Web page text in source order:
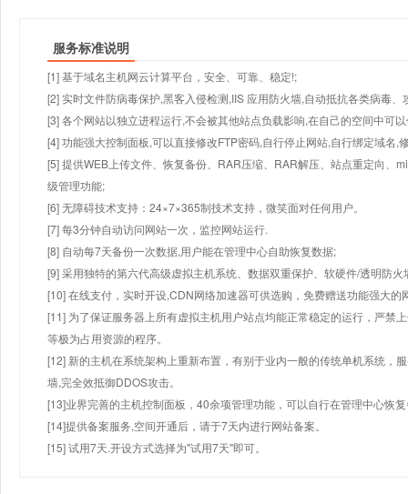
服务标准说明
[1] 基于域名主机网云计算平台，安全、可靠、稳定!;
[2] 实时文件防病毒保护,黑客入侵检测,IIS 应用防火墙,自动抵抗各类病毒、
[3] 各个网站以独立进程运行,不会被其他站点负载影响,在自己的空间中可
[4] 功能强大控制面板,可以直接修改FTP密码,自行停止网站,自行绑定域名,
[5] 提供WEB上传文件、恢复备份、RAR压缩、RAR解压、站点重定向、
级管理功能;
[6] 无障碍技术支持：24×7×365制技术支持，微笑面对任何用户。
[7] 每3分钟自动访问网站一次，监控网站运行.
[8] 自动每7天备份一次数据,用户能在管理中心自助恢复数据;
[9] 采用独特的第六代高级虚拟主机系统、数据双重保护、软硬件/透明防火
[10] 在线支付，实时开设,CDN网络加速器可供选购，免费赠送功能强大
[11] 为了保证服务器上所有虚拟主机用户站点均能正常稳定的运行，严禁
等极为占用资源的程序。
[12] 新的主机在系统架构上重新布置，有别于业内一般的传统单机系统，
墙,完全效抵御DDOS攻击。
[13]业界完善的主机控制面板，40余项管理功能，可以自行在管理中心恢
[14]提供备案服务,空间开通后，请于7天内进行网站备案。
[15] 试用7天.开设方式选择为"试用7天"即可。